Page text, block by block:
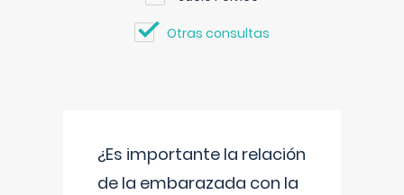
Otras consultas
¿Es importante la relación
de la embarazada con la